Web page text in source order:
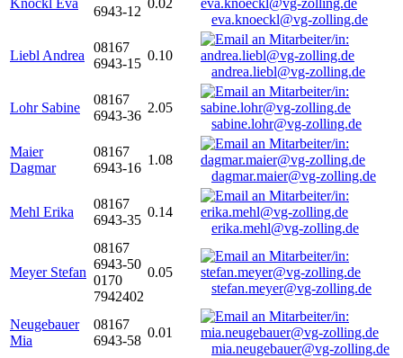
Knöckl Eva
6943-12
0.02
eva.knoeckl@vg-zolling.de
Liebl Andrea
08167
6943-15
0.10
andrea.liebl@vg-zolling.de
Lohr Sabine
08167
6943-36
2.05
sabine.lohr@vg-zolling.de
Maier
Dagmar
08167
6943-16
1.08
dagmar.maier@vg-zolling.de
Mehl Erika
08167
6943-35
0.14
erika.mehl@vg-zolling.de
Meyer Stefan
08167
6943-50
0170
7942402
0.05
stefan.meyer@vg-zolling.de
Neugebauer
Mia
08167
6943-58
0.01
mia.neugebauer@vg-zolling.de